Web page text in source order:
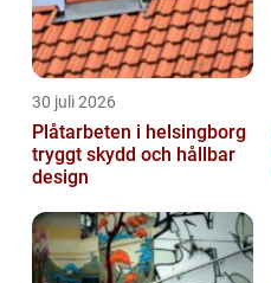
30 juli 2026
Plåtarbeten i helsingborg
tryggt skydd och hållbar
design